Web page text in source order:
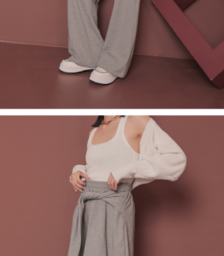
1. Perkhidmatan ini disediakan oleh "Taiwan Mobile Co., Ltd." untuk
membolehkan pengguna membeli produk atau perkhidmatan melalui
perkhidmatan ini semasa transaksi, dan kedai akan menyerahkan hak
tuntutan harga jual/beli ansuran kepada syarikat ini untuk membayar bil
2. Berdasarkan tujuan kontrak persetujuan pembayaran menggunakan
"Pembayaran Ansuran Gogo", kedai akan memberikan maklumat peribadi
anda (termasuk nama, telefon atau alamat) kepada Taiwan Mobile untuk
pengumpulan, pemprosesan dan penggunaan, untuk pengesahan,
semakan dan pembetulan data yang diperlukan untuk bil ansuran oleh